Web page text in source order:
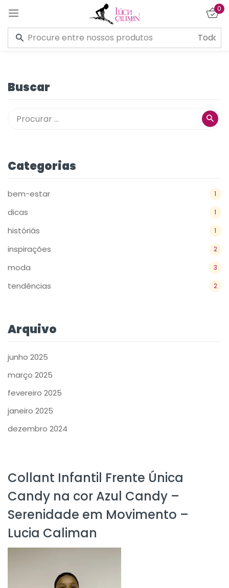
0
Buscar
Categorias
bem-estar 1
dicas 1
históriás 1
inspirações 2
moda 3
tendências 2
Arquivo
junho 2025
março 2025
fevereiro 2025
janeiro 2025
dezembro 2024
Collant Infantil Frente Única
Candy na cor Azul Candy –
Serenidade em Movimento –
Lucia Caliman
Entrar
Lembre de mim Esqueceu a senha?